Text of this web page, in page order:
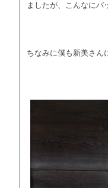
ましたが、こんなにバ
ちなみに僕も新美さ